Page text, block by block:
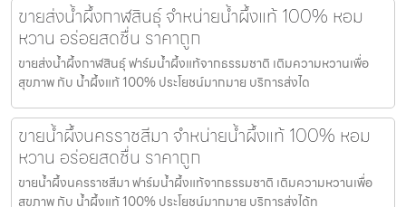
ขายส่งน้ำผึ้งกาฬสินธุ์ จำหน่ายน้ำผึ้งแท้ 100% หอม
หวาน อร่อยสดชื่น ราคาถูก
ขายส่งน้ำผึ้งกาฬสินธุ์ ฟาร์มน้ำผึ้งแท้จากธรรมชาติ เติมความหวานเพื่อ
สุขภาพ กับ น้ำผึ้งแท้ 100% ประโยชน์มากมาย บริการส่งได
ขายน้ำผึ้งนครราชสีมา จำหน่ายน้ำผึ้งแท้ 100% หอม
หวาน อร่อยสดชื่น ราคาถูก
ขายน้ำผึ้งนครราชสีมา ฟาร์มน้ำผึ้งแท้จากธรรมชาติ เติมความหวานเพื่อ
สุขภาพ กับ น้ำผึ้งแท้ 100% ประโยชน์มากมาย บริการส่งได้ท